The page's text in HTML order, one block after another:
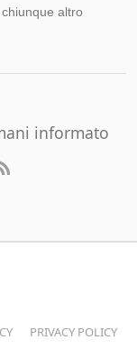
altro
informato
PRIVACY POLICY